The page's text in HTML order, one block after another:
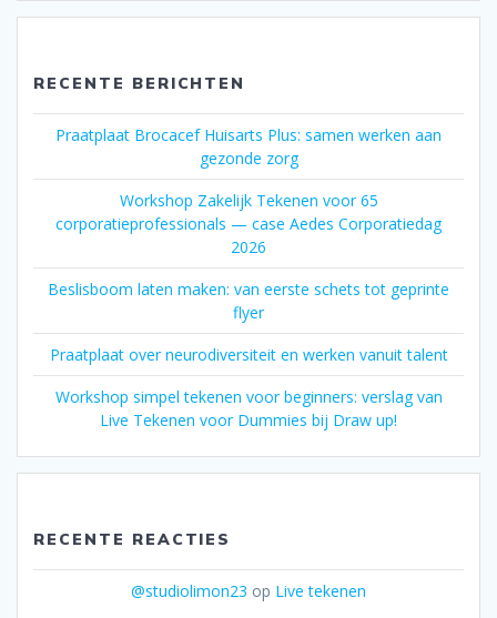
RECENTE BERICHTEN
Praatplaat Brocacef Huisarts Plus: samen werken aan
gezonde zorg
Workshop Zakelijk Tekenen voor 65
corporatieprofessionals — case Aedes Corporatiedag
2026
Beslisboom laten maken: van eerste schets tot geprinte
flyer
Praatplaat over neurodiversiteit en werken vanuit talent
Workshop simpel tekenen voor beginners: verslag van
Live Tekenen voor Dummies bij Draw up!
RECENTE REACTIES
@studiolimon23 op Live tekenen